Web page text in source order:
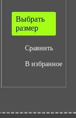
Выбрать
размер
Сравнить
В избранное